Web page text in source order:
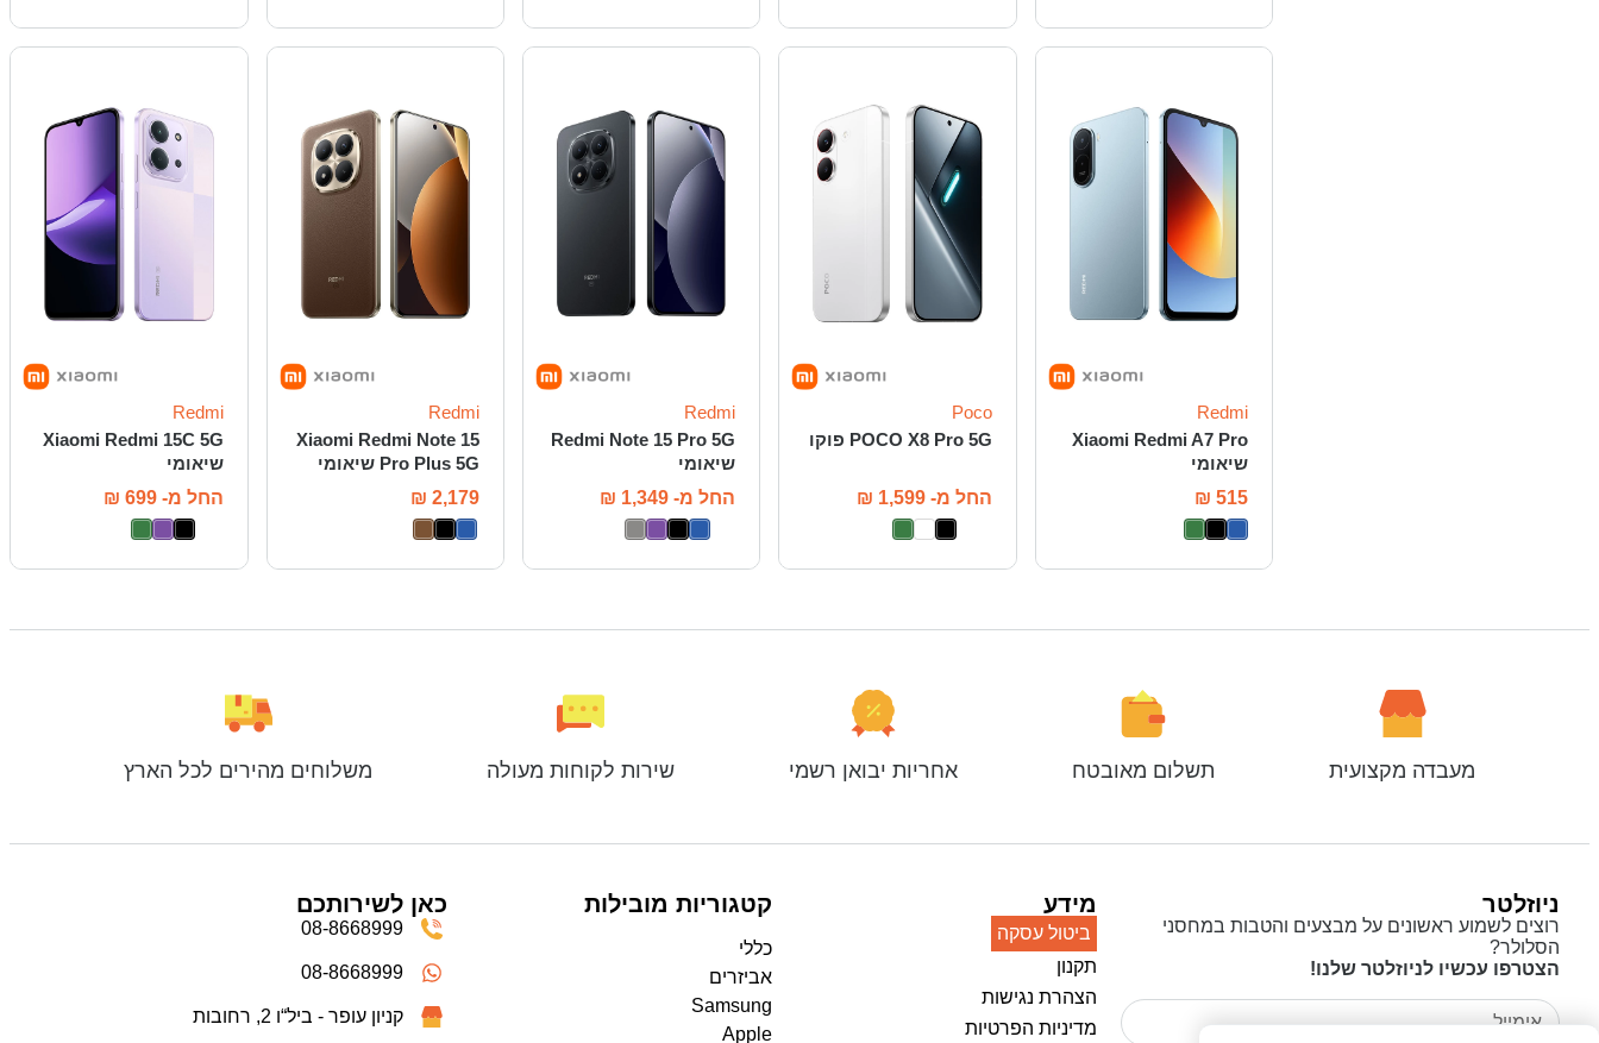
Redmi
Xiaomi Redmi A7 Pro
שיאומי
₪ 515
Poco
POCO X8 Pro 5G פוקו
החל מ- ₪ 1,599
Redmi
Redmi Note 15 Pro 5G
שיאומי
החל מ-
₪ 1,349
Redmi
Xiaomi Redmi Note 15
Pro Plus 5G שיאומי
₪ 2,179
Redmi
Xiaomi Redmi 15C 5G
שיאומי
החל מ-
₪ 699
מעבדה מקצועית תשלום מאובטח אחריות יבואן רשמי שירות לקוחות מעולה משלוחים מהירים לכל הארץ
ניוזלטר
רוצים לשמוע ראשונים על מבצעים והטבות במחסני
הסלולר?
הצטרפו עכשיו לניוזלטר שלנו!
מידע
ביטול עסקה
תקנון
הצהרת נגישות
מדיניות הפרטיות
קטגוריות מובילות
כללי
אביזרים
Samsung
Apple
כאן לשירותכם
08-8668999
08-8668999
קניון עופר - ביל“ו 2, רחובות